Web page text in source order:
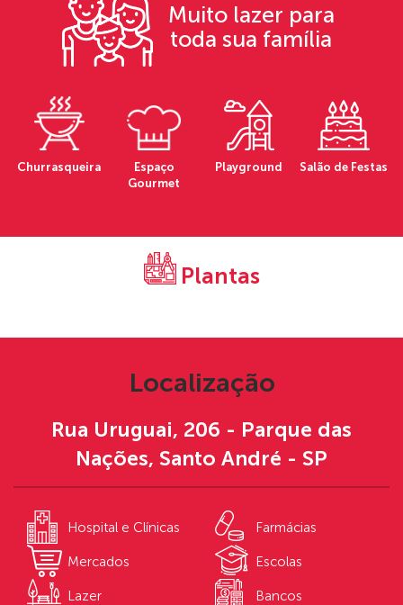
Muito lazer para
toda sua família
Churrasqueira
Espaço
Gourmet
Playground Salão de Festas
Plantas
Localização
Rua Uruguai, 206 - Parque das
Nações, Santo André - SP
Hospital e Clínicas Farmácias
Mercados Escolas
Lazer Bancos